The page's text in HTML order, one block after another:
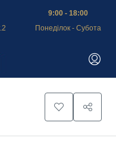
9:00 - 18:00
Понеділок - Субота